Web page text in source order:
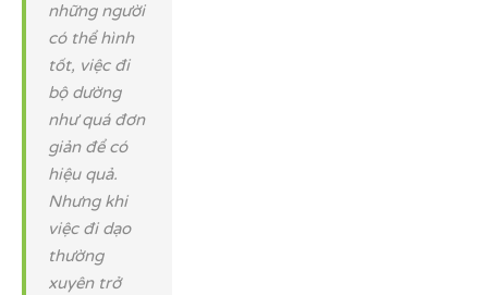
những người
có thể hình
tốt, việc đi
bộ dường
như quá đơn
giản để có
hiệu quả.
Nhưng khi
việc đi dạo
thường
xuyên trở